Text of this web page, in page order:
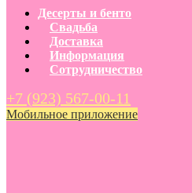
Десерты и бенто
Свадьба
Доставка
Информация
Сотрудничество
+7 (923) 567-00-11
Мобильное приложение